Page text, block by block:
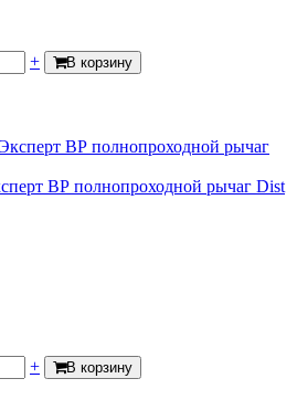
размера
которые
на
фигура
+ В корзину
ВР полнопроходной рычаг Dist
+ В корзину